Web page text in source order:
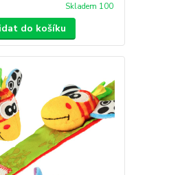
Skladem 100
do košíku